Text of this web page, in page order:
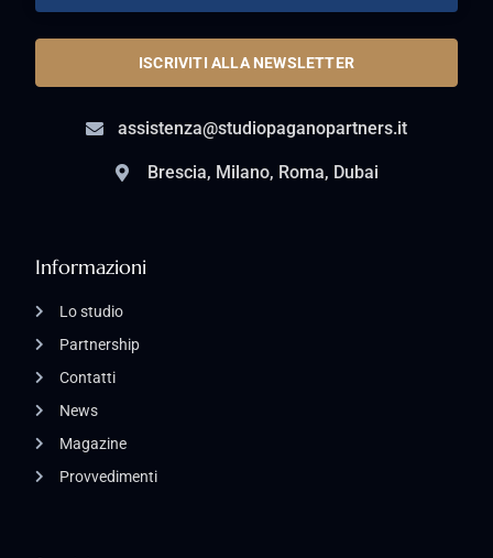
Informazioni
Lo studio
Partnership
Contatti
News
Magazine
Provvedimenti
ISCRIVITI ALLA NEWSLETTER
assistenza@studiopaganopartners.it
Brescia, Milano, Roma, Dubai